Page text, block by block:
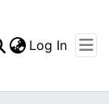
Log In